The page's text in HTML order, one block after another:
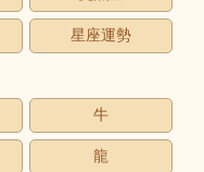
星座運勢
牛
龍